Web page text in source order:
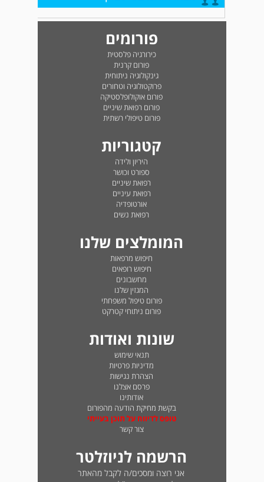
פורומים
כירורגיה פלסטית
פורום קרנית
גינקולוגיה ניתוחית
פרוקטולוגיה וטחורים
פורום אוקולופלסטיקה
פורום רפואת שיניים
פורום טיפולי רשתית
קטגוריות
היריון ולידה
ספורט וכושר
רפואת שיניים
רפואת עיניים
אורטופדיה
רפואת נשים
המומלצים שלנו
חיפוש מרפאות
חיפוש רופאים
מחשבונים
המגזין שלנו
פורום טיפול משפחתי
פורום ניתוחי קטרקט
שונות ואודות
תנאי שימוש
מדיניות פרטיות
הצהרת נגישות
פרסם אצלנו
אודותינו
בקשת מחיקת הודעה מהפורום
טופס לדיווח על תוכן בעייתי
צור קשר
הרשמה לניוזלטר
אני רוצה ומסכים/ה לקבל מהאתר